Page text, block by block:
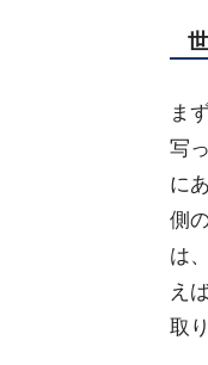
ま
写
に
側
は
え
取